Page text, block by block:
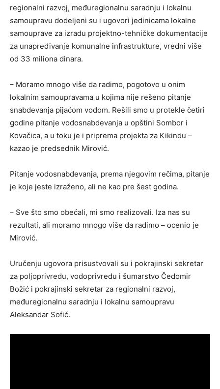
regionalni razvoj, međuregionalnu saradnju i lokalnu
samoupravu dodeljeni su i ugovori jedinicama lokalne
samouprave za izradu projektno-tehničke dokumentacije
za unapređivanje komunalne infrastrukture, vredni više
od 33 miliona dinara.
– Moramo mnogo više da radimo, pogotovo u onim
lokalnim samoupravama u kojima nije rešeno pitanje
snabdevanja pijaćom vodom. Rešili smo u protekle četiri
godine pitanje vodosnabdevanja u opštini Sombor i
Kovačica, a u toku je i priprema projekta za Kikindu –
kazao je predsednik Mirović.
Pitanje vodosnabdevanja, prema njegovim rečima, pitanje
je koje jeste izraženo, ali ne kao pre šest godina.
– Sve što smo obećali, mi smo realizovali. Iza nas su
rezultati, ali moramo mnogo više da radimo – ocenio je
Mirović.
Uručenju ugovora prisustvovali su i pokrajinski sekretar
za poljoprivredu, vodoprivredu i šumarstvo Čedomir
Božić i pokrajinski sekretar za regionalni razvoj,
međuregionalnu saradnju i lokalnu samoupravu
Aleksandar Sofić.